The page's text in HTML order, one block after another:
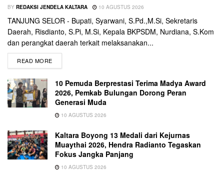
BY REDAKSI JENDELA KALTARA 10 AGUSTUS 2026
TANJUNG SELOR - Bupati, Syarwani, S.Pd.,M.Si, Sekretaris
Daerah, Risdianto, S.Pi, M.Si, Kepala BKPSDM, Nurdiana, S.Kom
dan perangkat daerah terkait melaksanakan...
READ MORE
10 Pemuda Berprestasi Terima Madya Award
2026, Pemkab Bulungan Dorong Peran
Generasi Muda
10 AGUSTUS 2026
Kaltara Boyong 13 Medali dari Kejurnas
Muaythai 2026, Hendra Radianto Tegaskan
Fokus Jangka Panjang
10 AGUSTUS 2026